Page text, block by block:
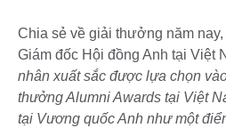
Chia sẻ về giải thưởng năm
Giám đốc Hội đồng Anh tại Việt
nhân xuất sắc được lựa chọn
thưởng Alumni Awards tại Việt
tại Vương quốc Anh như một